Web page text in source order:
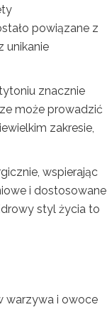
powiązane z
unikanie
znacznie
może prowadzić
zakresie,
wspierając
i dostosowane
styl życia to
warzywa i owoce